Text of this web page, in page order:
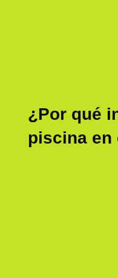
¿Por qué
piscina en